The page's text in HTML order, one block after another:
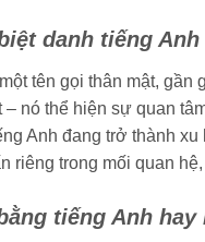
danh tiếng
tên gọi thân mật,
nó thể hiện sự quan
Anh đang trở thành
riêng trong mối quan
tiếng Anh hay